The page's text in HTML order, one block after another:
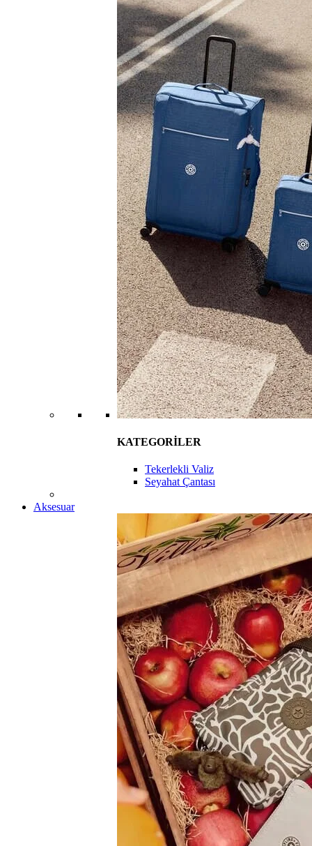
KATEGORİLER
Tekerlekli Valiz
Seyahat Çantası
Aksesuar